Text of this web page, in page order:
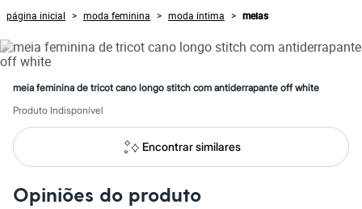
Masculino
Infantil
Calçados
Mindse7
Plus Size
Até 20% off
Até 40% off
Até 60% off
A partir de 60% off
Feminino
Em alta
Inverno
Alfaiataria
Novidades
página inicial > moda feminina > moda íntima > meias
meia feminina de tricot cano longo stitch com antiderrapante off white
Produto Indisponível
Encontrar similares
Opiniões do produto